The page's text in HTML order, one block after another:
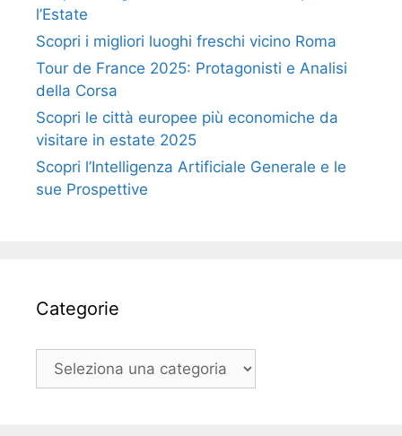
l’Estate
Scopri i migliori luoghi freschi vicino Roma
Tour de France 2025: Protagonisti e Analisi
della Corsa
Scopri le città europee più economiche da
visitare in estate 2025
Scopri l’Intelligenza Artificiale Generale e le
sue Prospettive
Categorie
Categorie